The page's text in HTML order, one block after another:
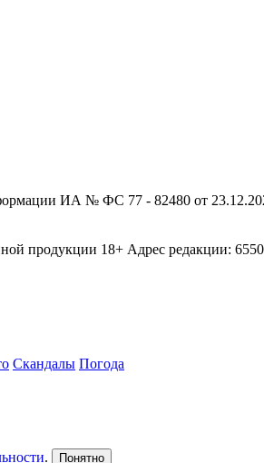
ИА № ФС 77 - 82480 от
18+ Адрес редакции:
Скандалы Погода
. Понятно